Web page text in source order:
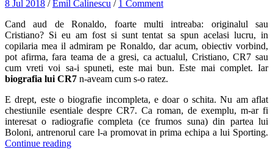
8 Jul 2018 /Emil Calinescu / 1 Comment
Cand aud de Ronaldo, foarte multi intreaba: originalul sau
Cristiano? Si eu am fost si sunt tentat sa spun acelasi lucru, in
copilaria mea il admiram pe Ronaldo, dar acum, obiectiv vorbind,
pot afirma, fara teama de a gresi, ca actualul, Cristiano, CR7 sau
cum vreti voi sa-i spuneti, este mai bun. Este mai complet. Iar
biografia lui CR7 n-aveam cum s-o ratez.
E drept, este o biografie incompleta, e doar o schita. Nu am aflat
chestiunile esentiale despre CR7. Ca roman, de exemplu, m-ar fi
interesat o radiografie completa (ce frumos suna) din partea lui
Boloni, antrenorul care l-a promovat in prima echipa a lui Sporting.
Continue reading